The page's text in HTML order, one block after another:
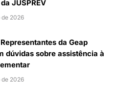
JUSPREV
de 2026
da Geap
dúvidas sobre assistência à
de 2026